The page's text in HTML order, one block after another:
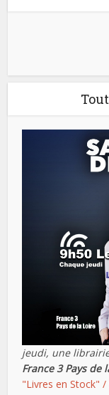
jeudi, une
France 3 Pays de
"Livres en Stock"